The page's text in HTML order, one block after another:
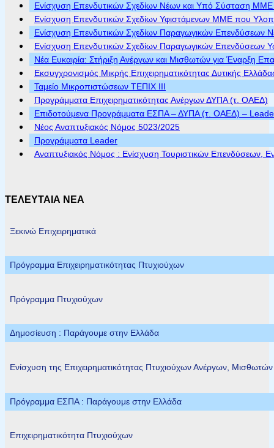
Ενίσχυση Επενδυτικών Σχεδίων Νέων και Υπό Σύσταση ΜΜΕ
Ενίσχυση Επενδυτικών Σχεδίων Υφιστάμενων ΜΜΕ που
Ενίσχυση Επενδυτικών Σχεδίων Παραγωγικών Επενδύσεων
Ενίσχυση Επενδυτικών Σχεδίων Παραγωγικών Επενδύσεων
Νέα Ευκαιρία: Στήριξη Ανέργων και Μισθωτών για Έναρξη
Εκσυγχρονισμός Μικρής Επιχειρηματικότητας Δυτικής
Ταμείο Μικροπιστώσεων ΤΕΠΙΧ ΙΙΙ
Προγράμματα Επιχειρηματικότητας Ανέργων ΔΥΠΑ (τ. ΟΑΕΔ)
Επιδοτούμενα Προγράμματα ΕΣΠΑ – ΔΥΠΑ (τ. ΟΑΕΔ) – Leader
Νέος Αναπτυξιακός Νόμος 5023/2025
Προγράμματα Leader
Αναπτυξιακός Νόμος : Ενίσχυση Τουριστικών Επενδύσεων,
ΤΕΛΕΥΤΑΙΑ ΝΕΑ
Ξεκινώ Επιχειρηματικά
Πρόγραμμα Επιχειρηματικότητας Πτυχιούχων
Πρόγραμμα Πτυχιούχων
Δημοσίευση : Παράγουμε στην Ελλάδα
Ενίσχυση της Επιχειρηματικότητας Πτυχιούχων Ανέργων,
Πρόγραμμα ΕΣΠΑ : Παράγουμε στην Ελλάδα
Επιχειρηματικότητα Πτυχιούχων